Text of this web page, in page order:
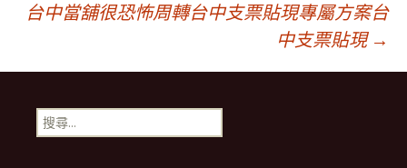
章
導
覽
台中當舖很恐怖周轉台中支票貼現專屬方案台
中支票貼現 →
搜
尋